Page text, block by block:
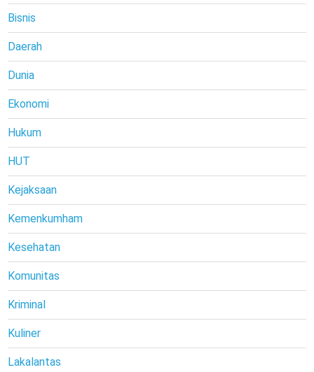
Bisnis
Daerah
Dunia
Ekonomi
Hukum
HUT
Kejaksaan
Kemenkumham
Kesehatan
Komunitas
Kriminal
Kuliner
Lakalantas